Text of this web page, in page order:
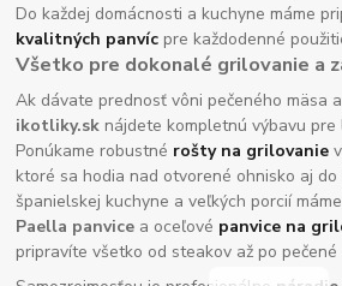
Do každej domácnosti a kuchyne máme
kvalitných panvíc pre každodenné
Všetko pre dokonalé grilovanie a
Ak dávate prednosť vôni pečeného mäsa
ikotliky.sk nájdete kompletnú výbavu pre
Ponúkame robustné rošty na grilovanie
ktoré sa hodia nad otvorené ohnisko aj
španielskej kuchyne a veľkých porcií
Paella panvice a oceľové panvice na
pripravíte všetko od steakov až po pečené